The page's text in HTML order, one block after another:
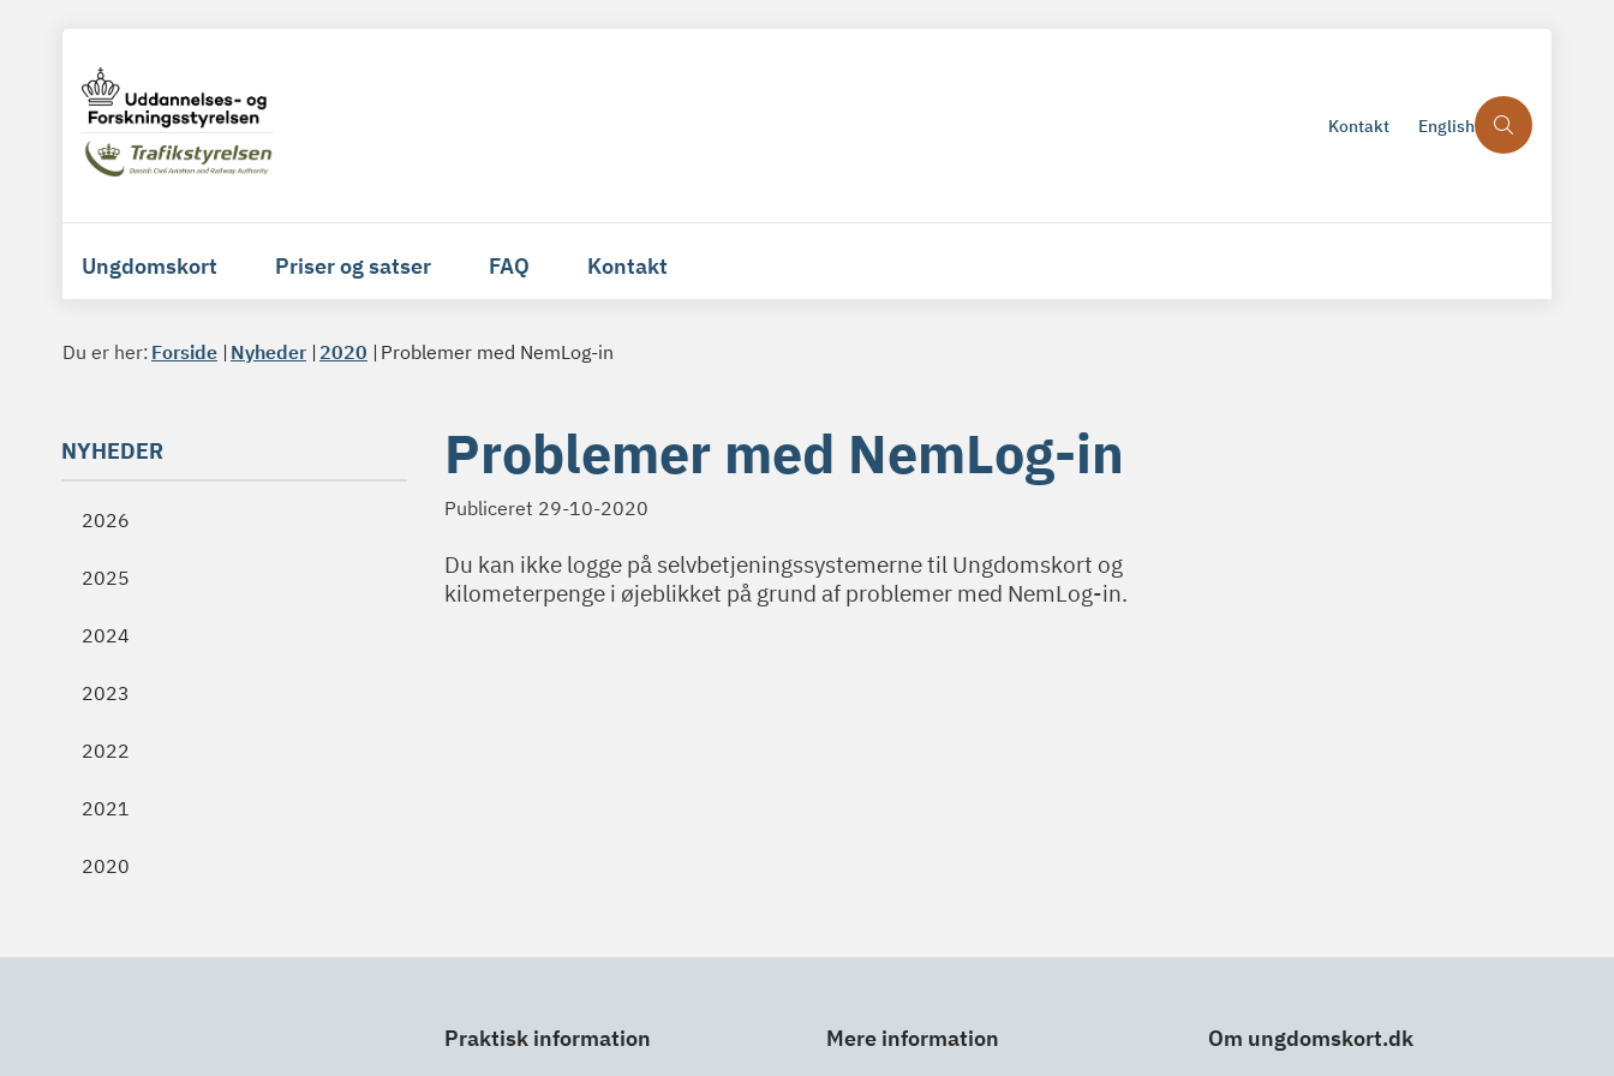
Kontakt English
Ungdomskort Priser og satser FAQ Kontakt
Du er her: Forside Nyheder 2020 Problemer med NemLog-in
NYHEDER
2026
2025
2024
2023
2022
2021
2020
Problemer med NemLog-in
Publiceret 29-10-2020
Du kan ikke logge på selvbetjeningssystemerne til Ungdomskort og
kilometerpenge i øjeblikket på grund af problemer med NemLog-in.
Praktisk information Mere information Om ungdomskort.dk